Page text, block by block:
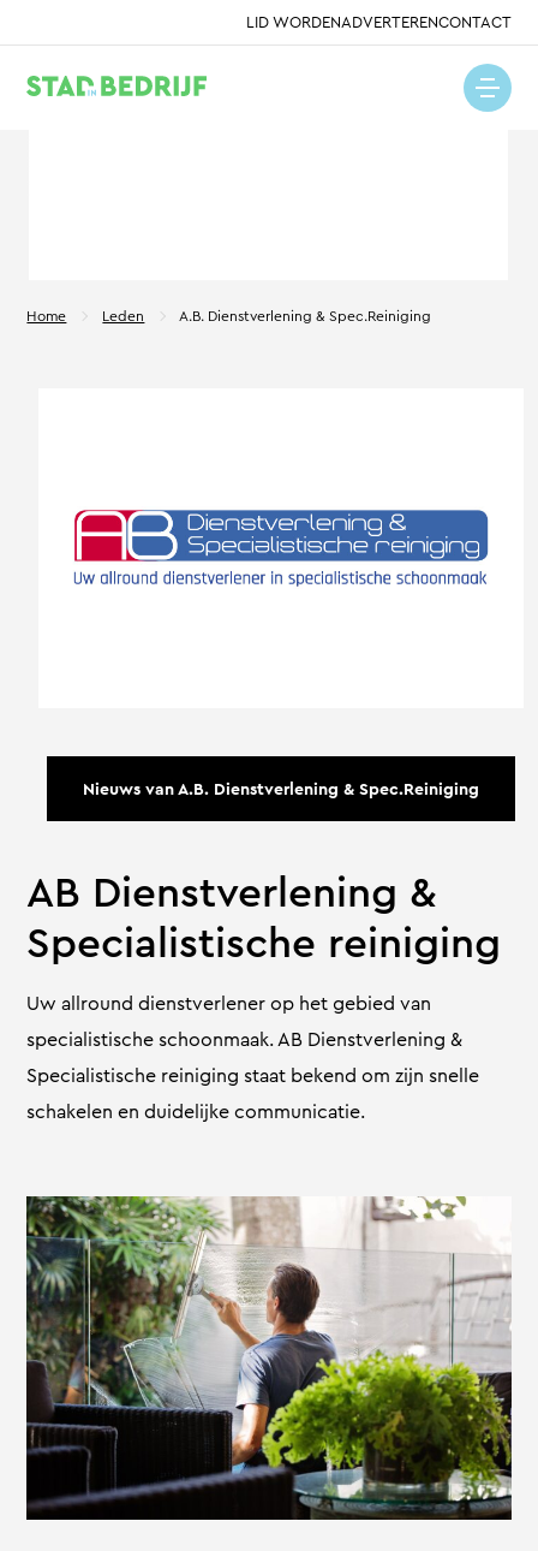
LID WORDENADVERTERENCONTACT
Home Leden A.B. Dienstverlening & Spec.Reiniging
AB Dienstverlening &
Specialistische reiniging
Uw allround dienstverlener op het gebied van
specialistische schoonmaak. AB Dienstverlening &
Specialistische reiniging staat bekend om zijn snelle
schakelen en duidelijke communicatie.
Nieuws van A.B. Dienstverlening & Spec.Reiniging